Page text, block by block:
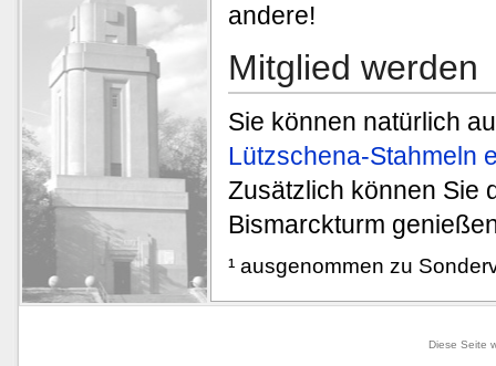
andere!
Mitglied werden
Sie können natürlich
Lützschena-Stahmeln
Zusätzlich können Sie
Bismarckturm
¹ ausgenommen zu
Diese Seite